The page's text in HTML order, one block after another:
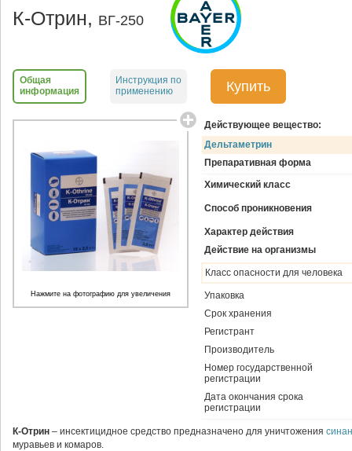
К-Отрин, ВГ-250
Общая
информация
Инструкция по
применению
Купить
Действующее вещество:
Дельтаметрин
Препаративная форма
Химический класс
Способ проникновения
Характер действия
Действие на организмы
Класс опасности для человека
Упаковка
Срок хранения
Регистрант
Производитель
Номер государственной
регистрации
Дата окончания срока
регистрации
Нажмите на фотографию для увеличения
К-Отрин – инсектицидное средство предназначено для уничтожения
муравьев и комаров.